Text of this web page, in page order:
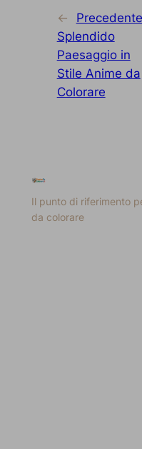
←
Splendido
Paesaggio in
Stile Anime da
Colorare
Il punto di riferimento
da colorare